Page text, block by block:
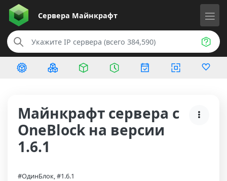
Сервера Майнкрафт
Майнкрафт сервера с
OneBlock на версии
1.6.1
#ОдинБлок, #1.6.1